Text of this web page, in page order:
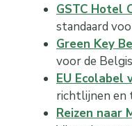
GSTC Hotel
standaard
Green Key
voor de
EU Ecolabel
richtlijnen en
Reizen naar